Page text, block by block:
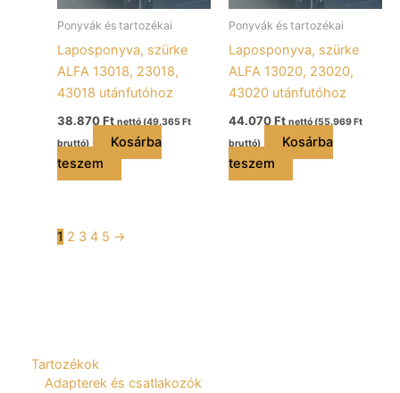
Tartozékok
Adapterek és csatlakozók
Ponyvák és tartozékai
Laposponyva, szürke
ALFA 13018, 23018,
43018 utánfutóhoz
38.870Ft nettó (49.365Ft
bruttó)
Kosárba
teszem
Ponyvák és tartozékai
Laposponyva, szürke
ALFA 13020, 23020,
43020 utánfutóhoz
44.070Ft nettó (55.969Ft
bruttó)
Kosárba
teszem
1 2 3 4 5 →